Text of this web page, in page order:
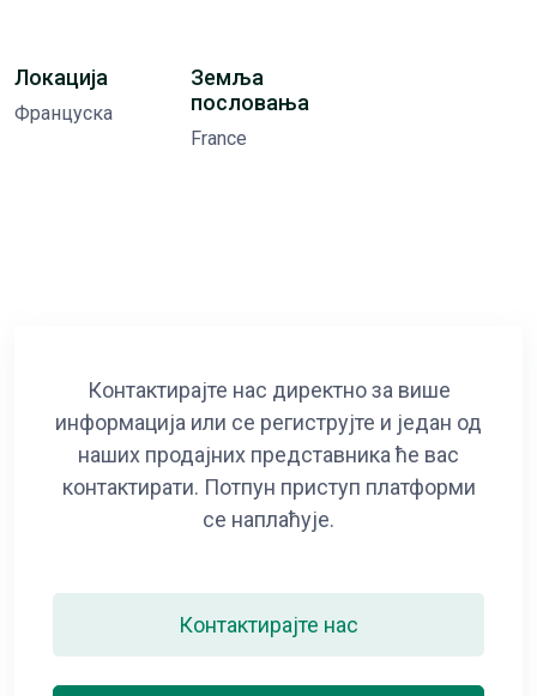
Локација
Француска
Земља
пословања
France
Контактирајте нас директно за више
информација или се региструјте и један од
наших продајних представника ће вас
контактирати. Потпун приступ платформи
се наплаћује.
Контактирајте нас